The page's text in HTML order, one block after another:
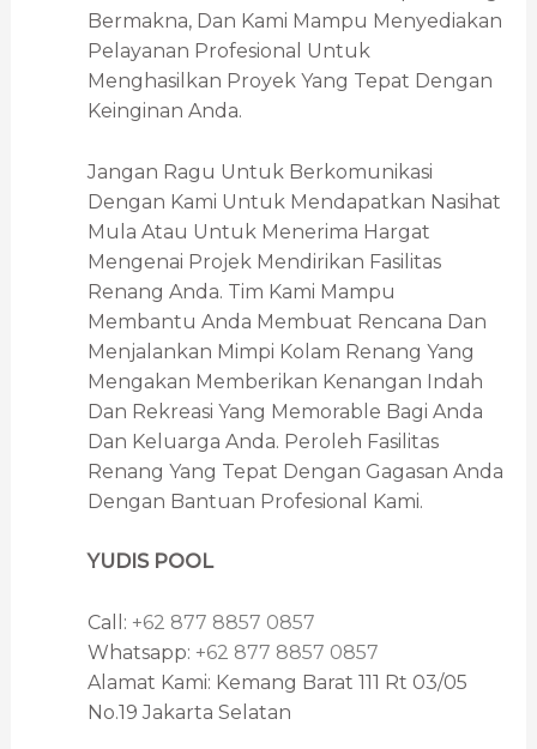
Bermakna, Dan Kami Mampu Menyediakan
Pelayanan Profesional Untuk
Menghasilkan Proyek Yang Tepat Dengan
Keinginan Anda.
Jangan Ragu Untuk Berkomunikasi
Dengan Kami Untuk Mendapatkan Nasihat
Mula Atau Untuk Menerima Hargat
Mengenai Projek Mendirikan Fasilitas
Renang Anda. Tim Kami Mampu
Membantu Anda Membuat Rencana Dan
Menjalankan Mimpi Kolam Renang Yang
Mengakan Memberikan Kenangan Indah
Dan Rekreasi Yang Memorable Bagi Anda
Dan Keluarga Anda. Peroleh Fasilitas
Renang Yang Tepat Dengan Gagasan Anda
Dengan Bantuan Profesional Kami.
YUDIS POOL
Call: +62 877 8857 0857
Whatsapp: +62 877 8857 0857
Alamat Kami: Kemang Barat 111 Rt 03/05
No.19 Jakarta Selatan